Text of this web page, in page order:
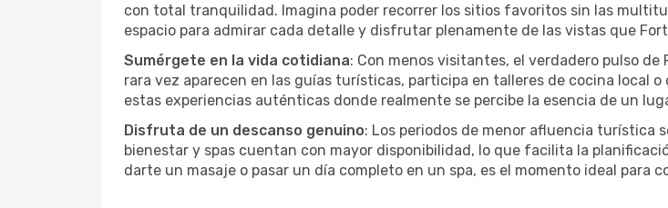
con total tranquilidad. Imagina poder recorrer los sitios favoritos sin las
espacio para admirar cada detalle y disfrutar plenamente de las vistas que
Sumérgete en la vida cotidiana: Con menos visitantes, el verdadero pulso
rara vez aparecen en las guías turísticas, participa en talleres de cocina local
estas experiencias auténticas donde realmente se percibe la esencia de un
Disfruta de un descanso genuino: Los periodos de menor afluencia turística
bienestar y spas cuentan con mayor disponibilidad, lo que facilita la
darte un masaje o pasar un día completo en un spa, es el momento ideal para